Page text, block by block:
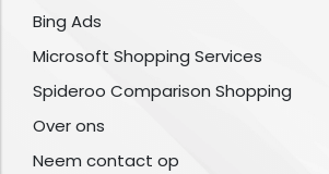
Bing Ads
Microsoft Shopping Services
Spideroo Comparison Shopping
Over ons
Neem contact op